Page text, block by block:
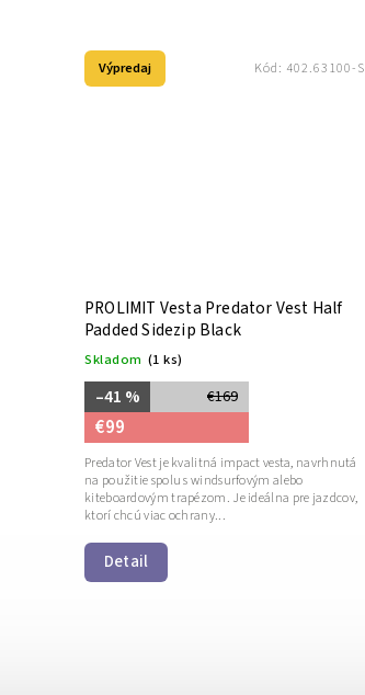
Výpredaj
PROLIMIT Vesta Predator Vest Half
Padded Sidezip Black
Skladom (1 ks)
€169
–41 %
€99
Detail
Predator Vest je kvalitná impact vesta, navrhnutá
na použitie spolu s windsurfovým alebo
kiteboardovým trapézom. Je ideálna pre jazdcov,
ktorí chcú viac ochrany...
Kód: 402.63100-S